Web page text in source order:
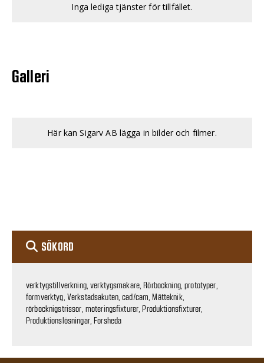
Inga lediga tjänster för tillfället.
Galleri
Här kan Sigarv AB lägga in bilder och filmer.
SÖKORD
verktygstillverkning, verktygsmakare, Rörbockning, prototyper,
formverktyg, Verkstadsakuten, cad/cam, Mätteknik,
rörbocknigstrissor, moteringsfixturer, Produktionsfixturer,
Produktionslösningar, Forsheda